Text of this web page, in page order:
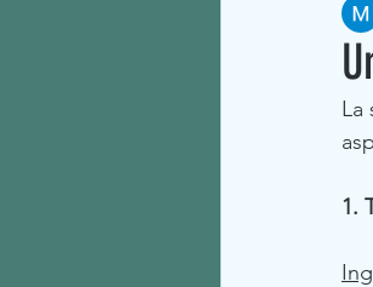
La
1.